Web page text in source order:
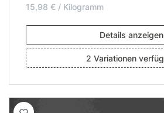
15,98 € / Kilogramm
Details anzeigen
2 Variationen